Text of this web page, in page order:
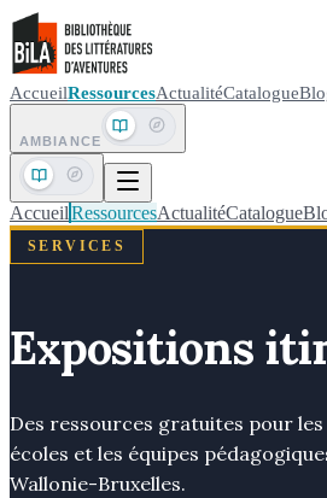
AccueilRessourcesActualitéCatalogue
AMBIANCE
AccueilRessourcesActualitéCatalogue
SERVICES
Expositions
Des ressources gratuites pour les
écoles et les équipes
Wallonie-Bruxelles.